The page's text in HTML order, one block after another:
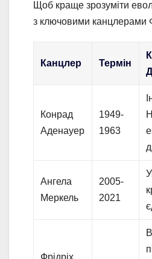
Щоб краще зрозуміти
з ключовими канцлерами
Канцлер Термін
Конрад
Аденауер
1949-
1963
Ангела
Меркель
2005-
2021